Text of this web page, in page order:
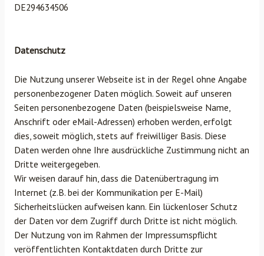
DE294634506
Datenschutz
Die Nutzung unserer Webseite ist in der Regel ohne Angabe
personenbezogener Daten möglich. Soweit auf unseren
Seiten personenbezogene Daten (beispielsweise Name,
Anschrift oder eMail-Adressen) erhoben werden, erfolgt
dies, soweit möglich, stets auf freiwilliger Basis. Diese
Daten werden ohne Ihre ausdrückliche Zustimmung nicht an
Dritte weitergegeben.
Wir weisen darauf hin, dass die Datenübertragung im
Internet (z.B. bei der Kommunikation per E-Mail)
Sicherheitslücken aufweisen kann. Ein lückenloser Schutz
der Daten vor dem Zugriff durch Dritte ist nicht möglich.
Der Nutzung von im Rahmen der Impressumspflicht
veröffentlichten Kontaktdaten durch Dritte zur